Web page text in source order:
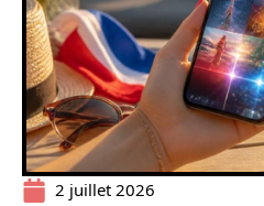
2 juillet 2026